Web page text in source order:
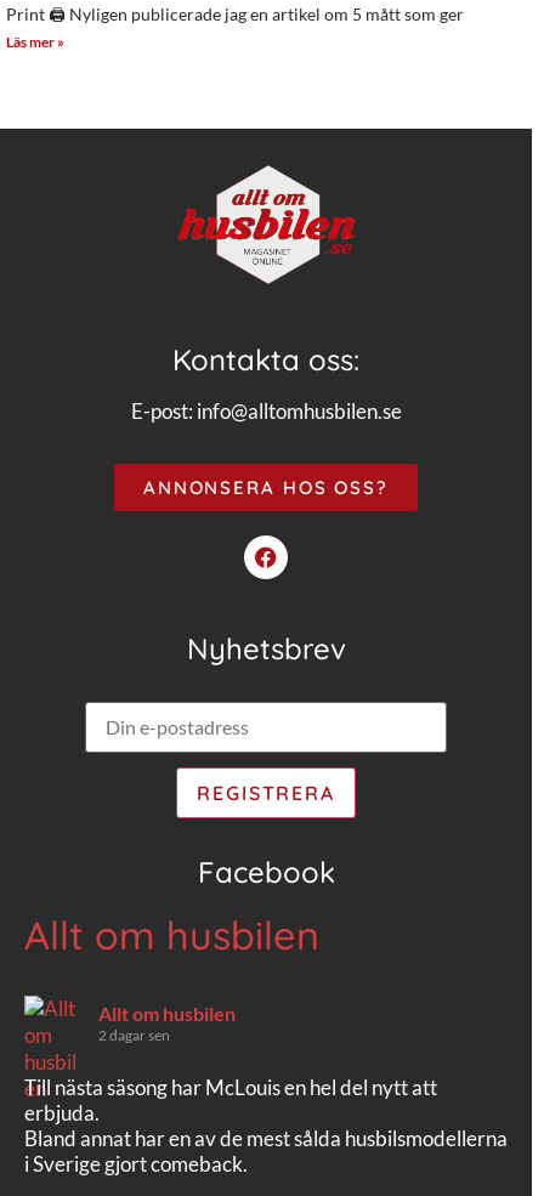
Print 🖨 Nyligen publicerade jag en artikel om 5 mått som ger
Läs mer »
Kontakta oss:
E-post: info@alltomhusbilen.se
ANNONSERA HOS OSS?
Nyhetsbrev
Facebook
Allt om husbilen
Allt om husbilen
2 dagar sen
Till nästa säsong har McLouis en hel del nytt att
erbjuda.
Bland annat har en av de mest sålda husbilsmodellerna
i Sverige gjort comeback.